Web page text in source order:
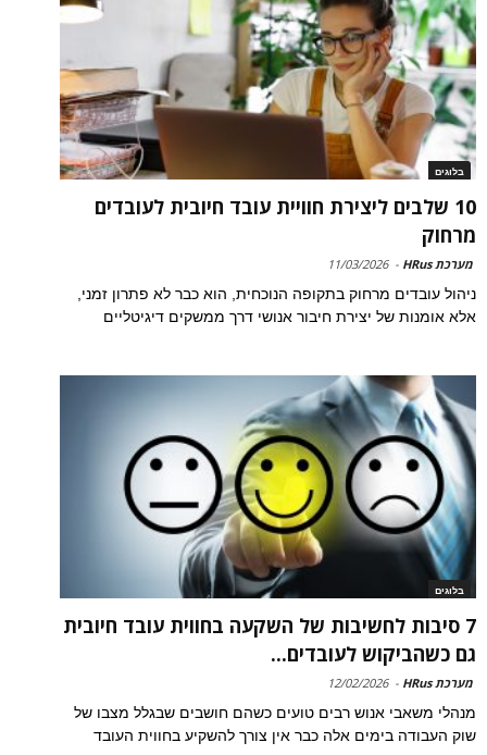
בלוגים
10 שלבים ליצירת חוויית עובד חיובית לעובדים
מרחוק
מערכת HRus -
11/03/2026
ניהול עובדים מרחוק בתקופה הנוכחית, הוא כבר לא פתרון זמני,
אלא אומנות של יצירת חיבור אנושי דרך ממשקים דיגיטליים
בלוגים
7 סיבות לחשיבות של השקעה בחווית עובד חיובית
גם כשהביקוש לעובדים...
מערכת HRus -
12/02/2026
מנהלי משאבי אנוש רבים טועים כשהם חושבים שבגלל מצבו של
שוק העבודה בימים אלה כבר אין צורך להשקיע בחווית העובד